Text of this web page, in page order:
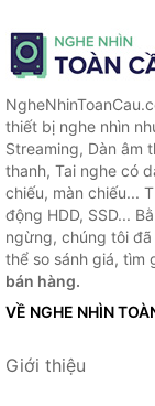
thiết bị nghe nhìn
Streaming, Dàn âm
thanh, Tai nghe có
chiếu, màn chiếu...
động HDD, SSD...
ngừng, chúng tôi
thể so sánh giá, tìm
bán hàng.
VỀ NGHE NHÌN
Giới thiệu